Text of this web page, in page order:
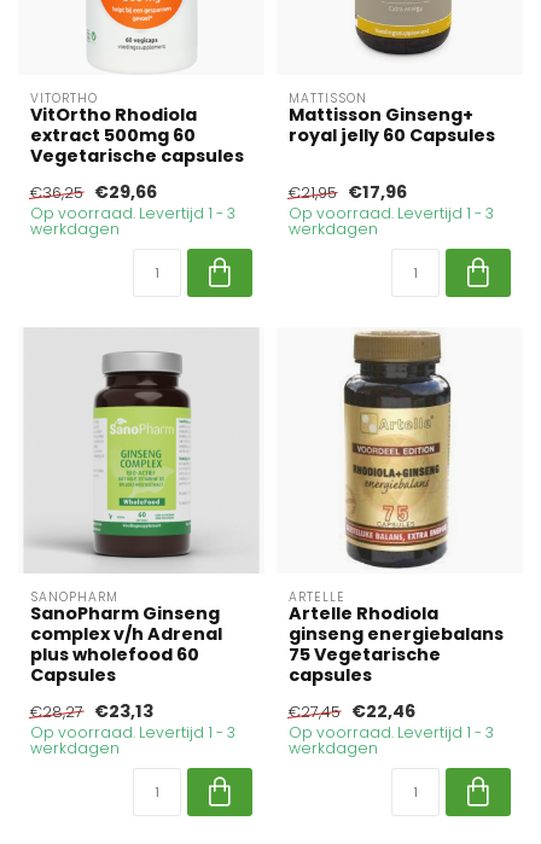
VITORTHO
VitOrtho Rhodiola
extract 500mg 60
Vegetarische capsules
€36,25 €29,66
Op voorraad. Levertijd 1 - 3
werkdagen
MATTISSON
Mattisson Ginseng+
royal jelly 60 Capsules
€21,95 €17,96
Op voorraad. Levertijd 1 - 3
werkdagen
SANOPHARM
SanoPharm Ginseng
complex v/h Adrenal
plus wholefood 60
Capsules
€28,27 €23,13
Op voorraad. Levertijd 1 - 3
werkdagen
ARTELLE
Artelle Rhodiola
ginseng energiebalans
75 Vegetarische
capsules
€27,45 €22,46
Op voorraad. Levertijd 1 - 3
werkdagen